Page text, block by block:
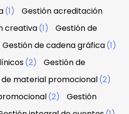
(1)
Gestión acreditación
creativa(1)
Gestión de
Gestión de cadena gráfica(1)
(2)
Gestión de
de material promocional(2)
(2)
Gestión